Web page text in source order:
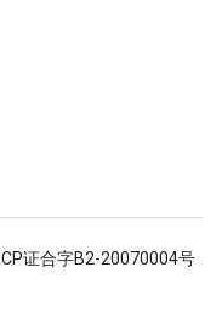
ICP证合字B2-20070004号